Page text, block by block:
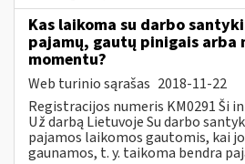
Kas laikoma su darbo
pajamų, gautų pinigais arba
momentu?
Web turinio sąrašas 2018-11-22
Registracijos numeris KM0291 Ši
Už darbą Lietuvoje Su darbo
pajamos laikomos gautomis, kai
gaunamos, t. y. taikoma bendra